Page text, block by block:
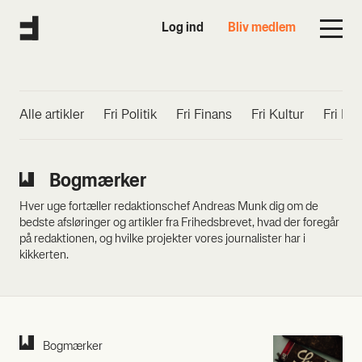
Log ind Bliv medlem
Alle artik­ler Fri Poli­tik Fri Finans Fri Kul­tur Fri
Bog­mær­ker
Hver uge fortæller redaktionschef Andreas Munk dig om de
bedste afsløringer og artikler fra Frihedsbrevet, hvad der foregår
på redaktionen, og hvilke projekter vores journalister har i
kikkerten.
Bog­mær­ker